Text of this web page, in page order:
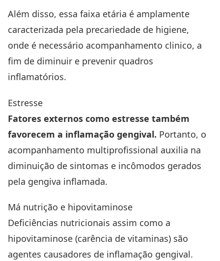
Além disso, essa faixa etária é amplamente
caracterizada pela precariedade de higiene,
onde é necessário acompanhamento clinico, a
fim de diminuir e prevenir quadros
inflamatórios.
Estresse
Fatores externos como estresse também
favorecem a inflamação gengival. Portanto, o
acompanhamento multiprofissional auxilia na
diminuição de sintomas e incômodos gerados
pela gengiva inflamada.
Má nutrição e hipovitaminose
Deficiências nutricionais assim como a
hipovitaminose (carência de vitaminas) são
agentes causadores de inflamação gengival.